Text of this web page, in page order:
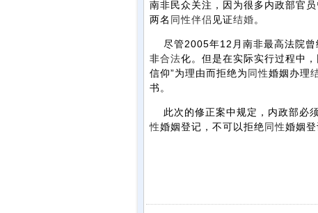
南非民众关注，因为很多内政部官员
两名 同性伴侣 见证结婚。
尽管2005年12月南非最高法院曾
非合法化。但是在实际实行过程中
信仰”为理由而拒绝为同性婚姻办理
书。
此次的修正案中规定，内政部必
性婚姻登记，不可以拒绝同性婚姻登